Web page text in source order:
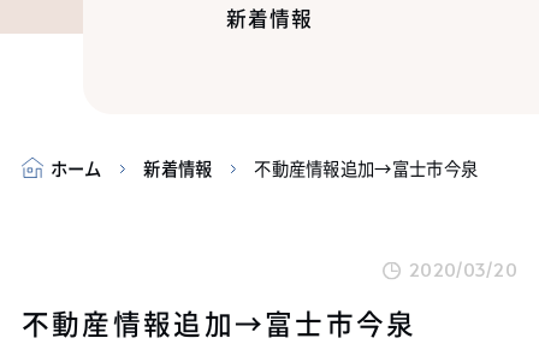
新着情報
ホーム 新着情報 不動産情報追加→富士市今泉
2020/03/20
不動産情報追加→富士市今泉